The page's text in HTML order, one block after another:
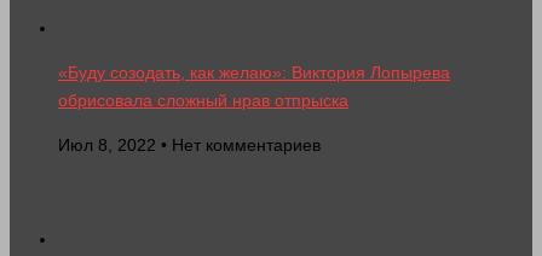
«Буду созодать, как желаю»: Виктория Лопырева
обрисовала сложный нрав отпрыска
Июл 8, 2022 • Нет комментариев